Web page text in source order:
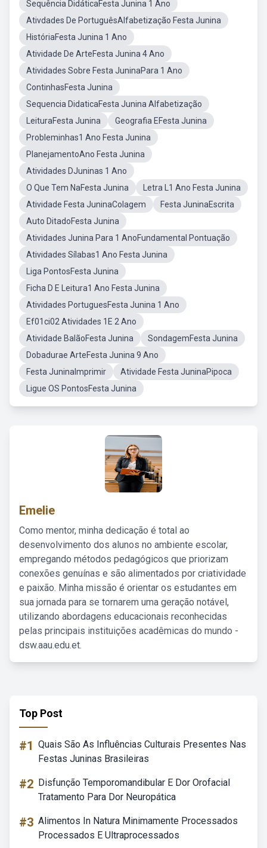
Sequência DidáticaFesta Junina 1 Ano
Ativdades De PortuguêsAlfabetização Festa Junina
HistóriaFesta Junina 1 Ano
Atividade De ArteFesta Junina 4 Ano
Atividades Sobre Festa JuninaPara 1 Ano
ContinhasFesta Junina
Sequencia DidaticaFesta Junina Alfabetização
LeituraFesta Junina
Geografia EFesta Junina
Probleminhas1 Ano Festa Junina
PlanejamentoAno Festa Junina
Atividades DJuninas 1 Ano
O Que Tem NaFesta Junina
Letra L1 Ano Festa Junina
Atividade Festa JuninaColagem
Festa JuninaEscrita
Auto DitadoFesta Junina
Atividades Junina Para 1 AnoFundamental Pontuação
Atividades Sílabas1 Ano Festa Junina
Liga PontosFesta Junina
Ficha D E Leitura1 Ano Festa Junina
Atividades PortuguesFesta Junina 1 Ano
Ef01ci02 Atividades 1E 2 Ano
Atividade BalãoFesta Junina
SondagemFesta Junina
Dobadurae ArteFesta Junina 9 Ano
Festa JuninaImprimir
Atividade Festa JuninaPipoca
Ligue OS PontosFesta Junina
Emelie
Como mentor, minha dedicação é total ao
desenvolvimento dos alunos no ambiente escolar,
empregando métodos pedagógicos que priorizam
conexões genuínas e são alimentados por criatividade
e paixão. Minha missão é orientar os estudantes em
sua jornada para se tornarem uma geração notável,
utilizando abordagens educacionais reconhecidas
pelas principais instituições acadêmicas do mundo -
dsw.aau.edu.et.
Top Post
#1 Quais São As Influências Culturais Presentes Nas
Festas Juninas Brasileiras
#2 Disfunção Temporomandibular E Dor Orofacial
Tratamento Para Dor Neuropática
#3 Alimentos In Natura Minimamente Processados
Processados E Ultraprocessados